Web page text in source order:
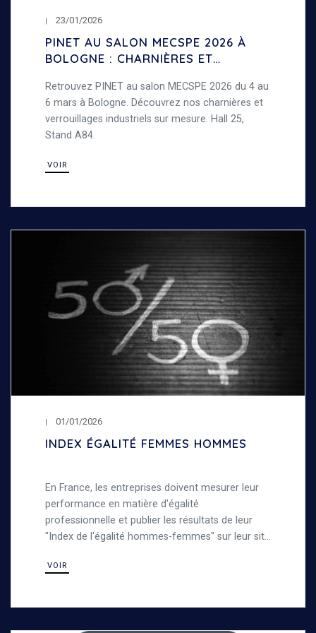
23/01/2026
PINET AU SALON MECSPE 2026 À
BOLOGNE : CHARNIÈRES ET
Retrouvez PINET au salon MECSPE 2026 du 4 au
6 mars à Bologne. Découvrez nos charnières et
verrouillages industriels sur mesure. Hall 25,
Stand A84.
VOIR
01/01/2026
INDEX ÉGALITÉ FEMMES HOMMES
En France, les entreprises doivent mesurer leur
performance en matière d'égalité
professionnelle et publier les résultats de leur
"Index de l'égalité hommes-femmes" sur leur site
les femmes et les hommes
VOIR